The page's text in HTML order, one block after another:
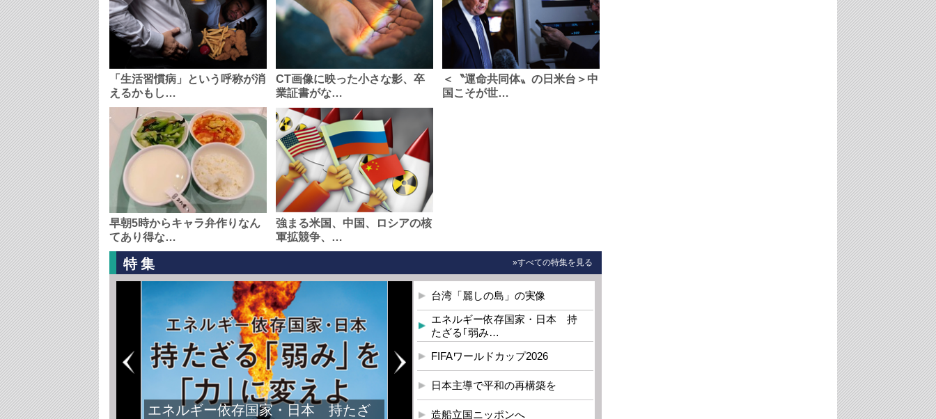
「生活習慣病」という呼称が消
えるかもし…
CT画像に映った小さな影、卒
業証書がな…
＜〝運命共同体〟の日米台＞中
国こそが世…
早朝5時からキャラ弁作りなん
てあり得な…
強まる米国、中国、ロシアの核
軍拡競争、…
特集 »すべての特集を見る
エネルギー依存国家・日本 持たざ
台湾「麗しの島」の実像
エネルギー依存国家・日本 持
たざる｢弱み…
FIFAワールドカップ2026
日本主導で平和の再構築を
造船立国ニッポンへ